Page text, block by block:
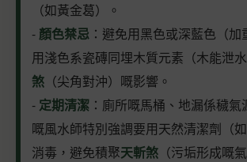
（如黃金葛）。
- 顏色禁忌 ：避免用黑色或深藍色（
用淺色系瓷磚同埋木質元素（木能泄
煞 （尖角對沖）嘅影響。
- 定期清潔 ：廁所嘅馬桶、地漏係穢
嘅風水師特別強調要用天然清潔劑（
消毒，避免積聚天斬煞 （污垢形成嘅